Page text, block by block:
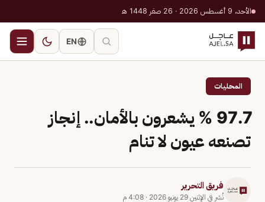
الأحد، 9 أغسطس 2026 · 26 صفر 1448 هـ
EN
المحليات
97.7 % يشعرون بالأمان.. إنجاز
تصنعه عيون لا تنام
فريق التحرير
نُشر في الإثنين 29 يونيو 2026 · 4:08 م